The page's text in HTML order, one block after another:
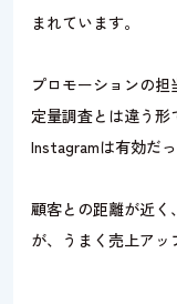
まれています。
プロモーションの
定量調査とは違う
Instagramは有効だっ
顧客との距離が近く
が、うまく売上アッ